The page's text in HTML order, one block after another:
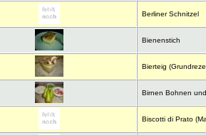
Berliner Schnitzel
Bienenstich
Bierteig
Birnen Bohnen
Biscotti di Prato